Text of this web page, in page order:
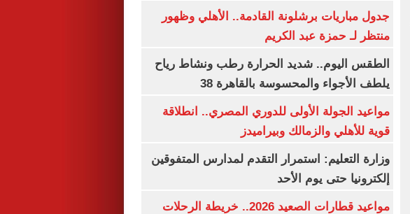
جدول مباريات برشلونة القادمة.. الأهلي وظهور
منتظر لـ حمزة عبد الكريم
الطقس اليوم.. شديد الحرارة رطب ونشاط رياح
يلطف الأجواء والمحسوسة بالقاهرة 38
مواعيد الجولة الأولى للدوري المصري.. انطلاقة
قوية للأهلي والزمالك وبيراميدز
وزارة التعليم: استمرار التقدم لمدارس المتفوقين
إلكترونيا حتى يوم الأحد
مواعيد قطارات الصعيد 2026.. خريطة الرحلات